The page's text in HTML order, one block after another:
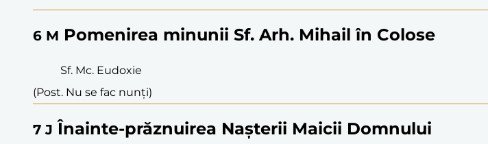
6 M Pomenirea minunii Sf. Arh. Mihail în Colose
Sf. Mc. Eudoxie
(Post. Nu se fac nunți)
7 J Înainte-prăznuirea Nașterii Maicii Domnului